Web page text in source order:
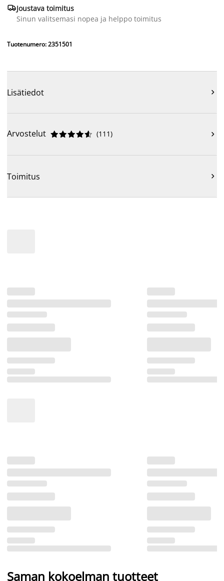
Joustava toimitus
Sinun valitsemasi nopea ja helppo toimitus
Tuotenumero: 2351501
Lisätiedot 
Arvostelut 




 (111) 
Toimitus 
Saman kokoelman tuotteet